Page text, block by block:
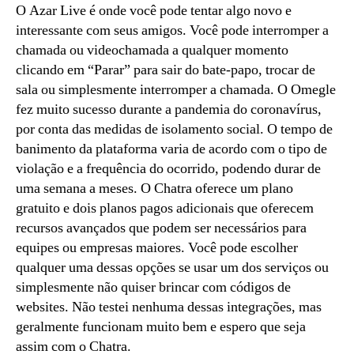
O Azar Live é onde você pode tentar algo novo e
interessante com seus amigos. Você pode interromper a
chamada ou videochamada a qualquer momento
clicando em “Parar” para sair do bate-papo, trocar de
sala ou simplesmente interromper a chamada. O Omegle
fez muito sucesso durante a pandemia do coronavírus,
por conta das medidas de isolamento social. O tempo de
banimento da plataforma varia de acordo com o tipo de
violação e a frequência do ocorrido, podendo durar de
uma semana a meses. O Chatra oferece um plano
gratuito e dois planos pagos adicionais que oferecem
recursos avançados que podem ser necessários para
equipes ou empresas maiores. Você pode escolher
qualquer uma dessas opções se usar um dos serviços ou
simplesmente não quiser brincar com códigos de
websites. Não testei nenhuma dessas integrações, mas
geralmente funcionam muito bem e espero que seja
assim com o Chatra.